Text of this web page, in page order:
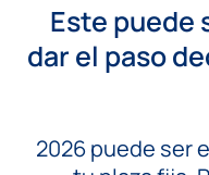
Este puede
dar el paso
2026 puede ser